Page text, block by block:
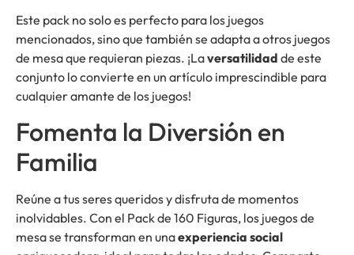
Este pack no solo es perfecto para los juegos
mencionados, sino que también se adapta a otros juegos
de mesa que requieran piezas. ¡Laversatilidad de este
conjunto lo convierte en un artículo imprescindible para
cualquier amante de los juegos!
Fomenta la Diversión en
Familia
Reúne a tus seres queridos y disfruta de momentos
inolvidables. Con el Pack de 160 Figuras, los juegos de
mesa se transforman en unaexperiencia social